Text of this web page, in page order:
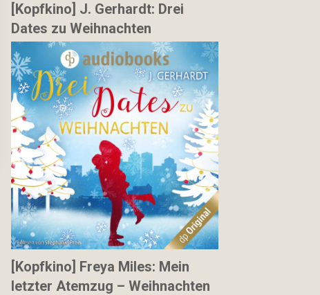
[Kopfkino] J. Gerhardt: Drei
Dates zu Weihnachten
[Kopfkino] Freya Miles: Mein
letzter Atemzug – Weihnachten